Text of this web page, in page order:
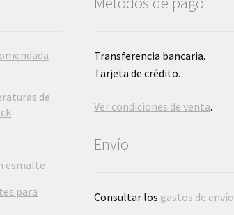
de
esmalte
para
Transferencia bancaria.
Tarjeta de crédito.
Ver condiciones de venta.
Envío
Consultar los gastos de envío